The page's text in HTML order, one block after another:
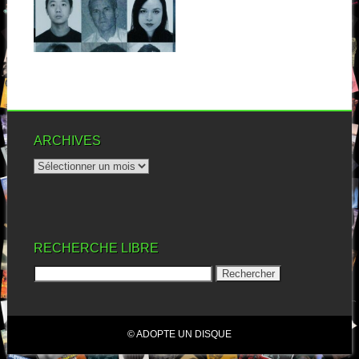
« Alias » des anglais me fait
irrémédiablement...
ARCHIVES
RECHERCHE LIBRE
© ADOPTE UN DISQUE